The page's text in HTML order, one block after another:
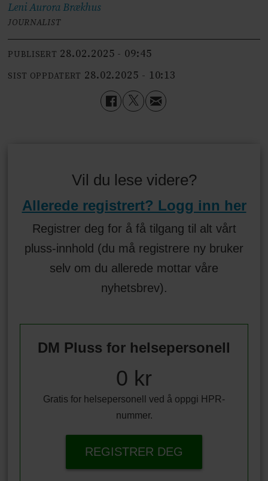
Leni AuroraBrækhus
JOURNALIST
PUBLISERT 28.02.2025 - 09:45
SIST OPPDATERT 28.02.2025 - 10:13
Vil du lese videre?
Allerede registrert? Logg inn her
Registrer deg for å få tilgang til alt vårt
pluss-innhold (du må registrere ny bruker
selv om du allerede mottar våre
nyhetsbrev).
DM Pluss for helsepersonell
0 kr
Gratis for helsepersonell ved å oppgi HPR-
nummer.
REGISTRER DEG